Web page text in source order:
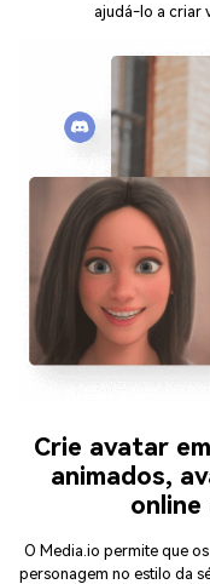
ajudá-lo a criar
Crie avatar
animados,
O Media.io permite que
personagem no estilo da